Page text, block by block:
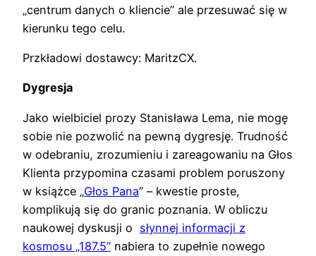
„centrum danych o kliencie” ale przesuwać się w
kierunku tego celu.
Przkładowi dostawcy: MaritzCX.
Dygresja
Jako wielbiciel prozy Stanisława Lema, nie mogę
sobie nie pozwolić na pewną dygresję. Trudność
w odebraniu, zrozumieniu i zareagowaniu na Głos
Klienta przypomina czasami problem poruszony
w książce „Głos Pana” – kwestie proste,
komplikują się do granic poznania. W obliczu
naukowej dyskusji o słynnej informacji z
kosmosu „187.5” nabiera to zupełnie nowego